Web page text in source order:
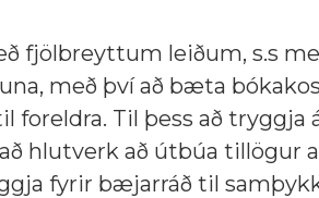
fjölbreyttum leiðum, s.s
með því að bæta
Til þess að tryggja
hlutverk að útbúa tillögur
fyrir bæjarráð til